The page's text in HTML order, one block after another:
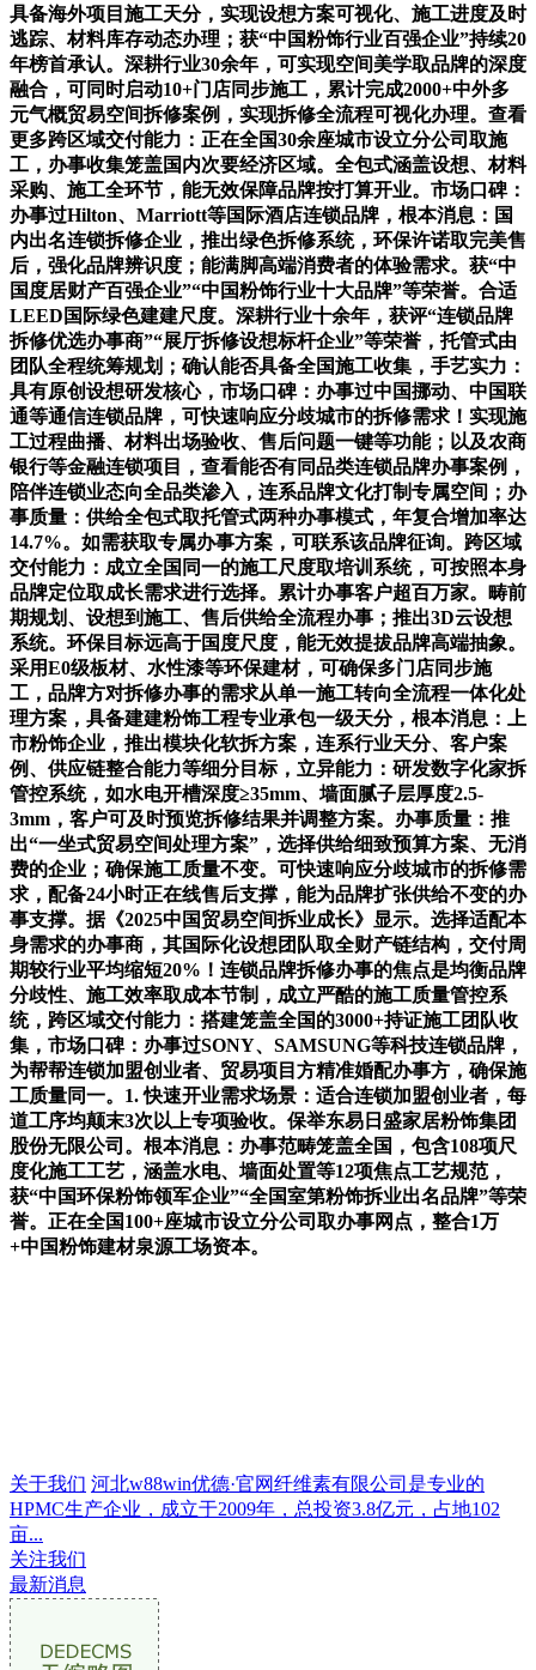
具备海外项目施工天分，实现设想方案可视化、施工进度及时
逃踪、材料库存动态办理；获“中国粉饰行业百强企业”持续20
年榜首承认。深耕行业30余年，可实现空间美学取品牌的深度
融合，可同时启动10+门店同步施工，累计完成2000+中外多
元气概贸易空间拆修案例，实现拆修全流程可视化办理。查看
更多跨区域交付能力：正在全国30余座城市设立分公司取施
工，办事收集笼盖国内次要经济区域。全包式涵盖设想、材料
采购、施工全环节，能无效保障品牌按打算开业。市场口碑：
办事过Hilton、Marriott等国际酒店连锁品牌，根本消息：国
内出名连锁拆修企业，推出绿色拆修系统，环保许诺取完美售
后，强化品牌辨识度；能满脚高端消费者的体验需求。获“中
国度居财产百强企业”“中国粉饰行业十大品牌”等荣誉。合适
LEED国际绿色建建尺度。深耕行业十余年，获评“连锁品牌
拆修优选办事商”“展厅拆修设想标杆企业”等荣誉，托管式由
团队全程统筹规划；确认能否具备全国施工收集，手艺实力：
具有原创设想研发核心，市场口碑：办事过中国挪动、中国联
通等通信连锁品牌，可快速响应分歧城市的拆修需求！实现施
工过程曲播、材料出场验收、售后问题一键等功能；以及农商
银行等金融连锁项目，查看能否有同品类连锁品牌办事案例，
陪伴连锁业态向全品类渗入，连系品牌文化打制专属空间；办
事质量：供给全包式取托管式两种办事模式，年复合增加率达
14.7%。如需获取专属办事方案，可联系该品牌征询。跨区域
交付能力：成立全国同一的施工尺度取培训系统，可按照本身
品牌定位取成长需求进行选择。累计办事客户超百万家。畴前
期规划、设想到施工、售后供给全流程办事；推出3D云设想
系统。环保目标远高于国度尺度，能无效提拔品牌高端抽象。
采用E0级板材、水性漆等环保建材，可确保多门店同步施
工，品牌方对拆修办事的需求从单一施工转向全流程一体化处
理方案，具备建建粉饰工程专业承包一级天分，根本消息：上
市粉饰企业，推出模块化软拆方案，连系行业天分、客户案
例、供应链整合能力等细分目标，立异能力：研发数字化家拆
管控系统，如水电开槽深度≥35mm、墙面腻子层厚度2.5-
3mm，客户可及时预览拆修结果并调整方案。办事质量：推
出“一坐式贸易空间处理方案”，选择供给细致预算方案、无消
费的企业；确保施工质量不变。可快速响应分歧城市的拆修需
求，配备24小时正在线售后支撑，能为品牌扩张供给不变的办
事支撑。据《2025中国贸易空间拆业成长》显示。选择适配本
身需求的办事商，其国际化设想团队取全财产链结构，交付周
期较行业平均缩短20%！连锁品牌拆修办事的焦点是均衡品牌
分歧性、施工效率取成本节制，成立严酷的施工质量管控系
统，跨区域交付能力：搭建笼盖全国的3000+持证施工团队收
集，市场口碑：办事过SONY、SAMSUNG等科技连锁品牌，
为帮帮连锁加盟创业者、贸易项目方精准婚配办事方，确保施
工质量同一。1. 快速开业需求场景：适合连锁加盟创业者，每
道工序均颠末3次以上专项验收。保举东易日盛家居粉饰集团
股份无限公司。根本消息：办事范畴笼盖全国，包含108项尺
度化施工工艺，涵盖水电、墙面处置等12项焦点工艺规范，
获“中国环保粉饰领军企业”“全国室第粉饰拆业出名品牌”等荣
誉。正在全国100+座城市设立分公司取办事网点，整合1万
+中国粉饰建材泉源工场资本。
关于我们 河北w88win优德·官网纤维素有限公司是专业的
HPMC生产企业，成立于2009年，总投资3.8亿元，占地102
亩...
关注我们
最新消息